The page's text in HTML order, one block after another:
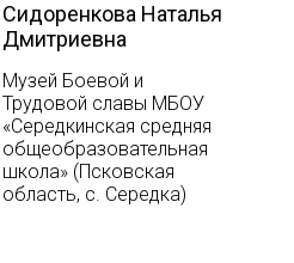
Сидоренкова Наталья
Дмитриевна
Музей Боевой и
Трудовой славы МБОУ
«Середкинская средняя
общеобразовательная
школа» (Псковская
область, с. Середка)